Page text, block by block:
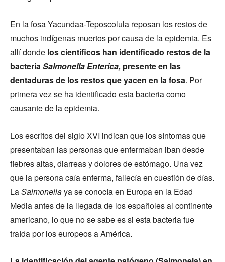
En la fosa Yacundaa-Teposcolula reposan los restos de
muchos indígenas muertos por causa de la epidemia. Es
allí donde los científicos han identificado restos de la
bacteriaSalmonella Enterica, presente en las
dentaduras de los restos que yacen en la fosa. Por
primera vez se ha identificado esta bacteria como
causante de la epidemia.
Los escritos del siglo XVI indican que los síntomas que
presentaban las personas que enfermaban iban desde
fiebres altas, diarreas y dolores de estómago. Una vez
que la persona caía enferma, fallecía en cuestión de días.
LaSalmonellaya se conocía en Europa en la Edad
Media antes de la llegada de los españoles al continente
americano, lo que no se sabe es si esta bacteria fue
traída por los europeos a América.